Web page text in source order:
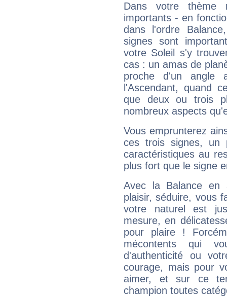
Dans votre thème
importants - en
dans l'ordre
signes sont
votre Soleil s'y
cas : un amas de
proche d'un
l'Ascendant, quand
que deux ou trois
nombreux aspects
Vous emprunterez
ces trois signes, un
caractéristiques au
plus fort que le signe
Avec la Balance en
plaisir, séduire, vous
votre naturel est
mesure, en
pour plaire !
mécontents qui
d'authenticité ou
courage, mais pour
aimer, et sur ce
champion toutes